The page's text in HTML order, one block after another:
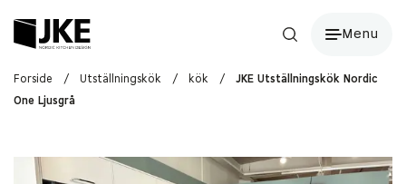
Menu
Forside / Utställningskök / kök /
JKE Utställningskök Nordic
One Ljusgrå